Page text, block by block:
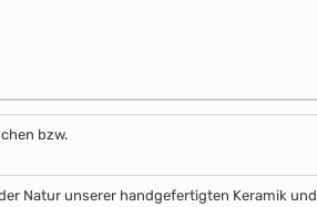
bzw.
Natur unserer handgefertigten Keramik und